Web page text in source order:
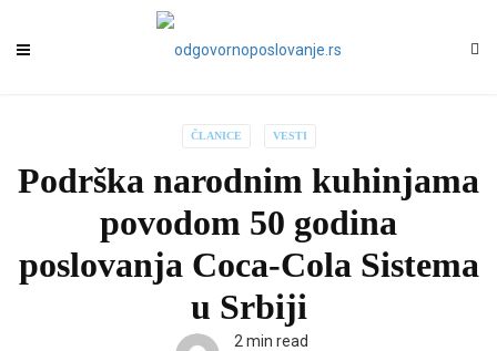
ČLANICE VESTI
Podrška narodnim kuhinjama
povodom 50 godina
poslovanja Coca-Cola Sistema
u Srbiji
2 min read